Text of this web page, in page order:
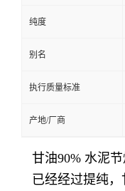
纯度
别名
执行质量标准
产地/厂商
甘油90% 水泥
已经经过提纯